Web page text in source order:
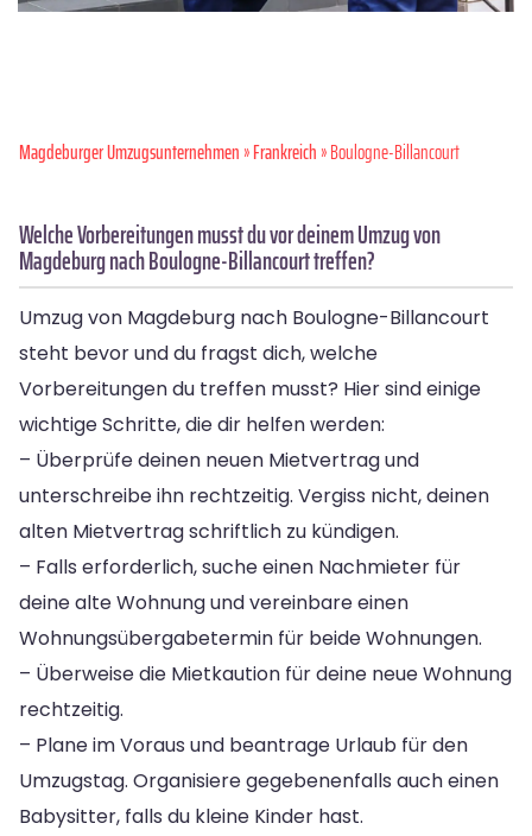
Magdeburger Umzugsunternehmen»Frankreich» Boulogne-Billancourt
Welche Vorbereitungen musst du vor deinem Umzug von
Magdeburg nach Boulogne-Billancourt treffen?
Umzug von Magdeburg nach Boulogne-Billancourt
steht bevor und du fragst dich, welche
Vorbereitungen du treffen musst? Hier sind einige
wichtige Schritte, die dir helfen werden:
– Überprüfe deinen neuen Mietvertrag und
unterschreibe ihn rechtzeitig. Vergiss nicht, deinen
alten Mietvertrag schriftlich zu kündigen.
– Falls erforderlich, suche einen Nachmieter für
deine alte Wohnung und vereinbare einen
Wohnungsübergabetermin für beide Wohnungen.
– Überweise die Mietkaution für deine neue Wohnung
rechtzeitig.
– Plane im Voraus und beantrage Urlaub für den
Umzugstag. Organisiere gegebenenfalls auch einen
Babysitter, falls du kleine Kinder hast.